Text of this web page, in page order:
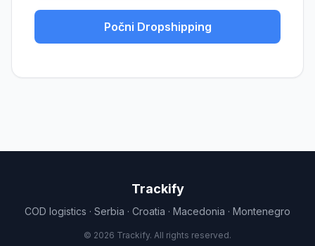
Počni Dropshipping
Trackify
COD logistics · Serbia · Croatia · Macedonia · Montenegro
© 2026 Trackify. All rights reserved.